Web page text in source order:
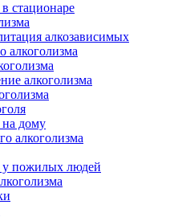
стационаре
алкозависимых
алкоголизма
алкоголизма
на дому
алкоголизма
у пожилых людей